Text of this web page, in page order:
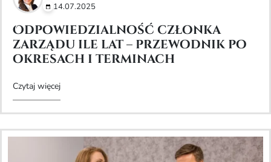
14.07.2025
Odpowiedzialność członka
zarządu ile lat – przewodnik po
okresach i terminach
Czytaj więcej